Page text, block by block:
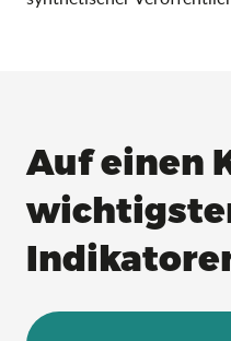
Auf einen